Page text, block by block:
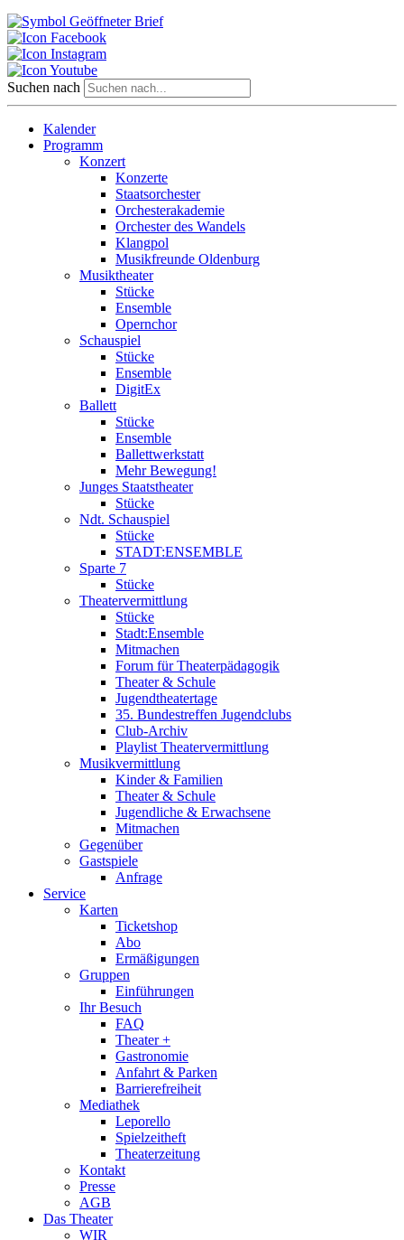
Suchen nach
Kalender
Programm
Konzert
Konzerte
Staatsorchester
Orchesterakademie
Orchester des Wandels
Klangpol
Musikfreunde Oldenburg
Musiktheater
Stücke
Ensemble
Opernchor
Schauspiel
Stücke
Ensemble
DigitEx
Ballett
Stücke
Ensemble
Ballettwerkstatt
Mehr Bewegung!
Junges Staatstheater
Stücke
Ndt. Schauspiel
Stücke
STADT:ENSEMBLE
Sparte 7
Stücke
Theatervermittlung
Stücke
Stadt:Ensemble
Mitmachen
Forum für Theaterpädagogik
Theater & Schule
Jugendtheatertage
35. Bundestreffen Jugendclubs
Club-Archiv
Playlist Theatervermittlung
Musikvermittlung
Kinder & Familien
Theater & Schule
Jugendliche & Erwachsene
Mitmachen
Gegenüber
Gastspiele
Anfrage
Service
Karten
Ticketshop
Abo
Ermäßigungen
Gruppen
Einführungen
Ihr Besuch
FAQ
Theater +
Gastronomie
Anfahrt & Parken
Barrierefreiheit
Mediathek
Leporello
Spielzeitheft
Theaterzeitung
Kontakt
Presse
AGB
Das Theater
WIR